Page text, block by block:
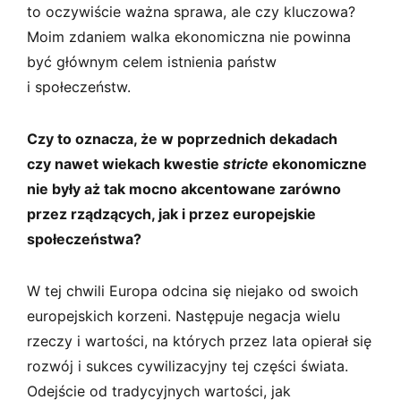
to oczywiście ważna sprawa, ale czy kluczowa?
Moim zdaniem walka ekonomiczna nie powinna
być głównym celem istnienia państw
i społeczeństw.
Czy to oznacza, że w poprzednich dekadach
czy nawet wiekach kwestie stricte ekonomiczne
nie były aż tak mocno akcentowane zarówno
przez rządzących, jak i przez europejskie
społeczeństwa?
W tej chwili Europa odcina się niejako od swoich
europejskich korzeni. Następuje negacja wielu
rzeczy i wartości, na których przez lata opierał się
rozwój i sukces cywilizacyjny tej części świata.
Odejście od tradycyjnych wartości, jak